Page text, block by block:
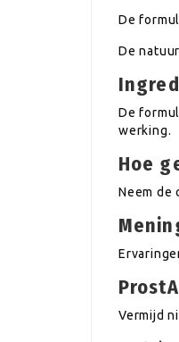
De
De
De
werking.
Hoe
Neem de
Vermijd